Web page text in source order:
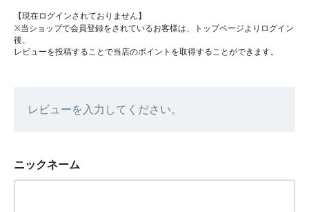
【現在ログインされておりません】
※当ショップで会員登録をされているお客様は、トップページよりログイン
後、
レビューを投稿することで当店のポイントを取得することができます。
レビューを入力してください。
ニックネーム